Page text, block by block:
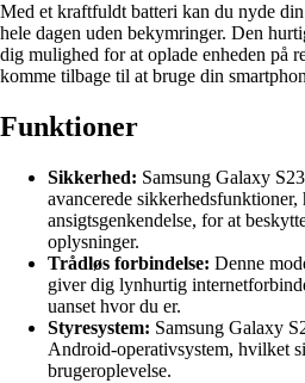
Med et kraftfuldt batteri kan du nyde
hele dagen uden bekymringer. Den
dig mulighed for at oplade enheden på
komme tilbage til at bruge din
Funktioner
Sikkerhed: Samsung Galaxy
avancerede
ansigtsgenkendelse, for at
oplysninger.
Trådløs forbindelse: Denne
giver dig lynhurtig
uanset hvor du er.
Styresystem: Samsung Galaxy
Android-operativsystem, hvilket
brugeroplevelse.